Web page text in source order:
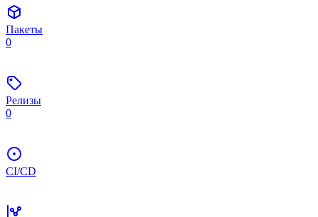
Пакеты
0
Релизы
0
CI/CD